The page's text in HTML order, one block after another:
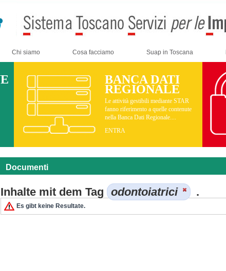
Chi siamo Cosa facciamo Suap in Toscana
BANCA DATI
REGIONALE
Le attività gestibili mediante STAR
fanno riferimento a quelle contenute
nella Banca Dati Regionale....
ENTRA
Documenti
Inhalte mit dem Tag odontoiatrici .
Es gibt keine Resultate.